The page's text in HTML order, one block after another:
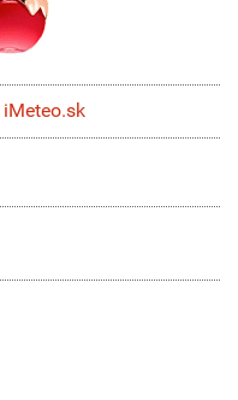
iMeteo.sk